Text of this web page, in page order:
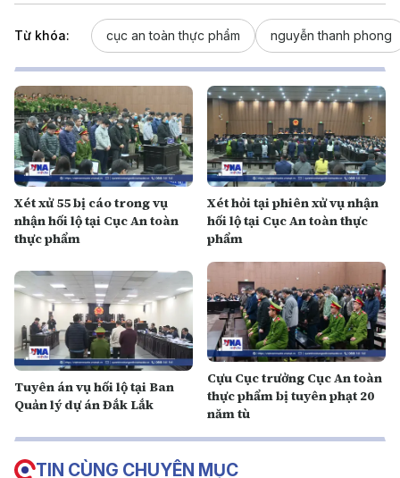
Từ khóa: cục an toàn thực phẩm nguyễn thanh phong
Xét xử 55 bị cáo trong vụ
nhận hối lộ tại Cục An toàn
thực phẩm
Xét hỏi tại phiên xử vụ nhận
hối lộ tại Cục An toàn thực
phẩm
Tuyên án vụ hối lộ tại Ban
Quản lý dự án Đắk Lắk
Cựu Cục trưởng Cục An toàn
thực phẩm bị tuyên phạt 20
năm tù
TIN CÙNG CHUYÊN MỤC